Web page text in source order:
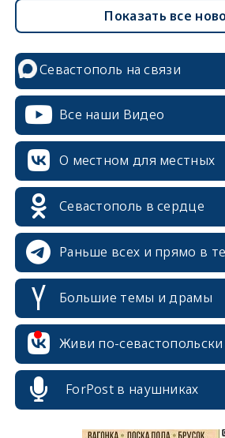
Показать все
Севастополь на связи
Все наши Видео
О местном для местных
Севастополь в сердце
Раньше всех и прямо в
Большие темы и драмы
Живи по-севастопольски
ForPost в наушниках